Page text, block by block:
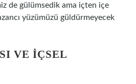
de gülümsedik ama içten içe
yüzümüzü güldürmeyecek
VE İÇSEL